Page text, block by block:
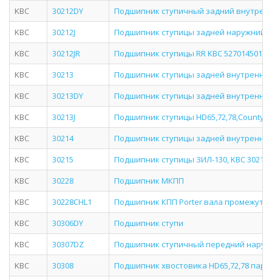
KBC
30212DY
Подшипник ступичный задний
KBC
30212J
Подшипник ступицы задней наружний
KBC
30212JR
Подшипник ступицы RR KBC 5270145010
KBC
30213
Подшипник ступицы задней внутренний
KBC
30213DY
Подшипник ступицы задней внутренний
KBC
30213J
Подшипник ступицы HD65,72,78,County
KBC
30214
Подшипник ступицы задней внутренний
KBC
30215
Подшипник ступицы ЗИЛ-130, KBC 30215
KBC
30228
Подшипник МКПП
KBC
30228CHL1
Подшипник КПП Porter вала
KBC
30306DY
Подшипник ступи
KBC
30307DZ
Подшипник ступичный передний
KBC
30308
Подшипник хвостовика HD65,72,78